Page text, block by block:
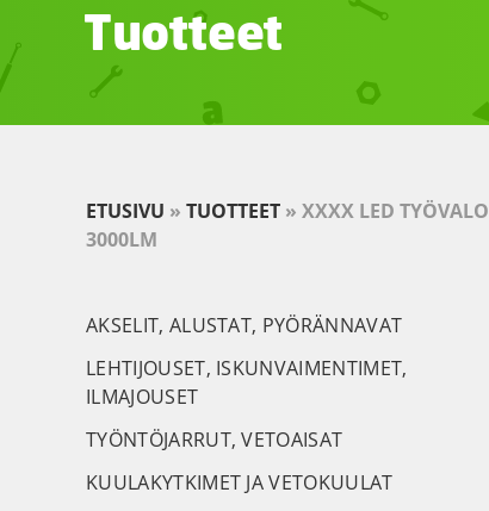
Tuotteet
ETUSIVU » TUOTTEET » XXXX LED TYÖVALO
3000LM
AKSELIT, ALUSTAT, PYÖRÄNNAVAT
LEHTIJOUSET, ISKUNVAIMENTIMET,
ILMAJOUSET
TYÖNTÖJARRUT, VETOAISAT
KUULAKYTKIMET JA VETOKUULAT